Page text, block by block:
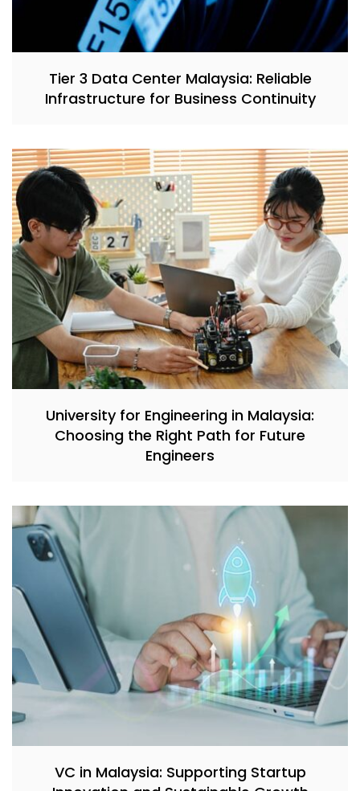
Tier 3 Data Center Malaysia: Reliable
Infrastructure for Business Continuity
University for Engineering in Malaysia:
Choosing the Right Path for Future
Engineers
VC in Malaysia: Supporting Startup